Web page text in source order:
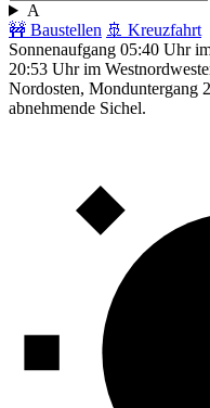
A
🚧 Baustellen 🚢 Kreuzfahrt
Sonnenaufgang 05:40 Uhr
20:53 Uhr im
Nordosten, Monduntergang
abnehmende Sichel.